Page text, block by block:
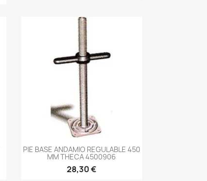
-->
PIE BASE ANDAMIO REGULABLE 450
MM THECA 4500906
28,30 €